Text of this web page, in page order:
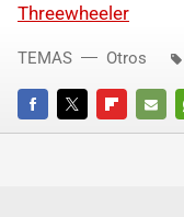
Threewheeler
FACEBOOKTWITTERFLIPBOARD
E-
TEMAS Otros